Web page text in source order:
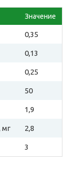
Значение
0,35
0,13
0,25
50
1,9
мг 2,8
3